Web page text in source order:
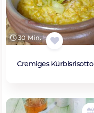
30 Min.
Cremiges Kürbisrisotto